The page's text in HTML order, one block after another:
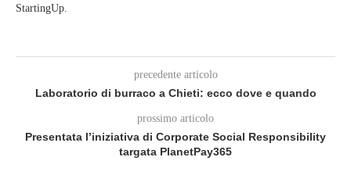
StartingUp.
precedente articolo
Laboratorio di burraco a Chieti: ecco dove e quando
prossimo articolo
Presentata l’iniziativa di Corporate Social Responsibility
targata PlanetPay365